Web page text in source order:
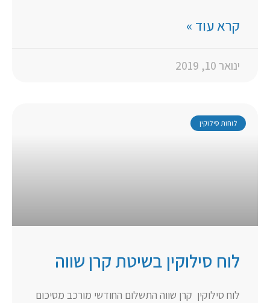
קרא עוד »
ינואר 10, 2019
לוחות סילוקין
לוח סילוקין בשיטת קרן שווה
לוח סילוקין קרן שווה התשלום החודשי מורכב מסיכום